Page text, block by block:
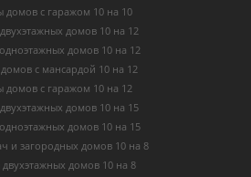
домов с гаражом 10 на 10
домов 10 на 12
домов 10 на 12
с мансардой 10 на 12
домов с гаражом 10 на 12
домов 10 на 15
домов 10 на 15
и загородных домов 10 на 8
домов 10 на 8